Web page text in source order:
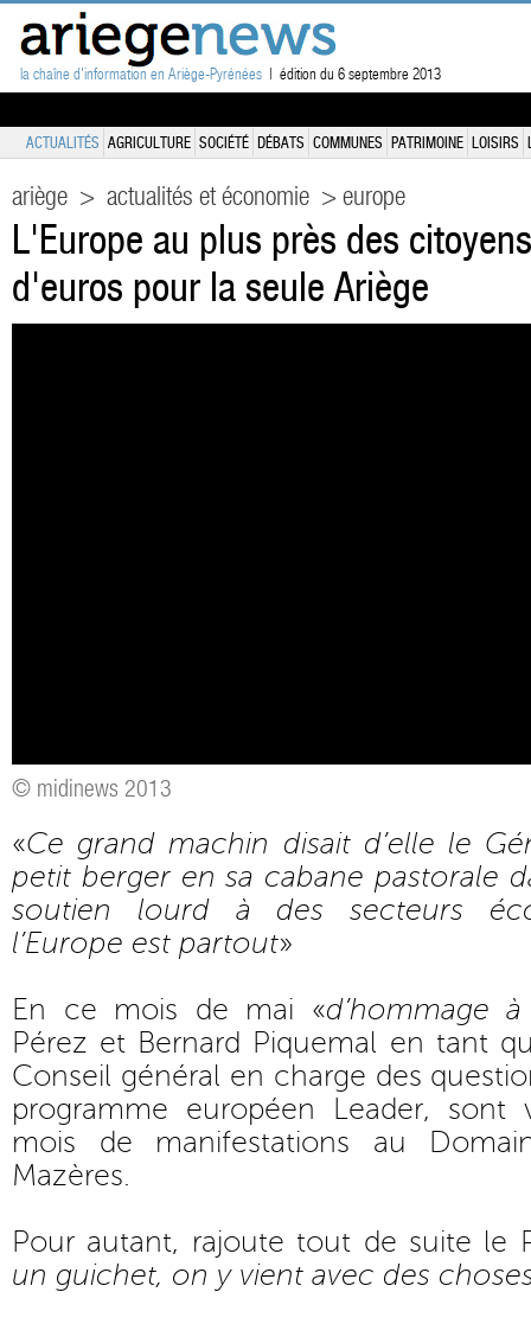
la chaîne d'information en Ariège-Pyrénées | édition du 6 septembre 2013
ACTUALITÉS AGRICULTURE SOCIÉTÉ DÉBATS COMMUNES PATRIMOINE LOISIRS
ariège > actualités et économie > europe
L'Europe au plus près des
d'euros pour la seule Ariège
© midinews 2013
«Ce grand machin disait d’elle le
petit berger en sa cabane pastorale
soutien lourd à des secteurs
l’Europe est partout»
En ce mois de mai «d’hommage à
Pérez et Bernard Piquemal en tant
Conseil général en charge des
programme européen Leader, sont
mois de manifestations au
Mazères.
Pour autant, rajoute tout de suite le
un guichet, on y vient avec des